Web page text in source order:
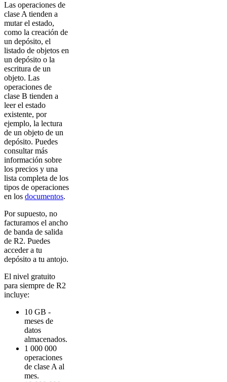
Las operaciones de
clase A tienden a
mutar el estado,
como la creación de
un depósito, el
listado de objetos en
un depósito o la
escritura de un
objeto. Las
operaciones de
clase B tienden a
leer el estado
existente, por
ejemplo, la lectura
de un objeto de un
depósito. Puedes
consultar más
información sobre
los precios y una
lista completa de los
tipos de operaciones
en los documentos.
Por supuesto, no
facturamos el ancho
de banda de salida
de R2. Puedes
acceder a tu
depósito a tu antojo.
El nivel gratuito
para siempre de R2
incluye:
10 GB -
meses de
datos
almacenados.
1 000 000
operaciones
de clase A al
mes.